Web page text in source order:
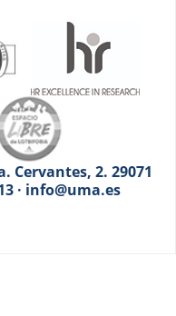
Cervantes, 2. 29071
· info@uma.es